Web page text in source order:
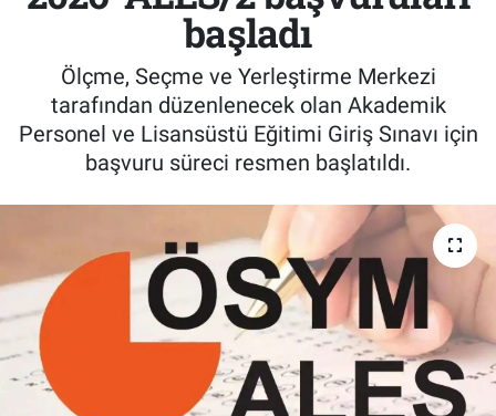
başladı
Ölçme, Seçme ve Yerleştirme Merkezi
tarafından düzenlenecek olan Akademik
Personel ve Lisansüstü Eğitimi Giriş Sınavı için
başvuru süreci resmen başlatıldı.